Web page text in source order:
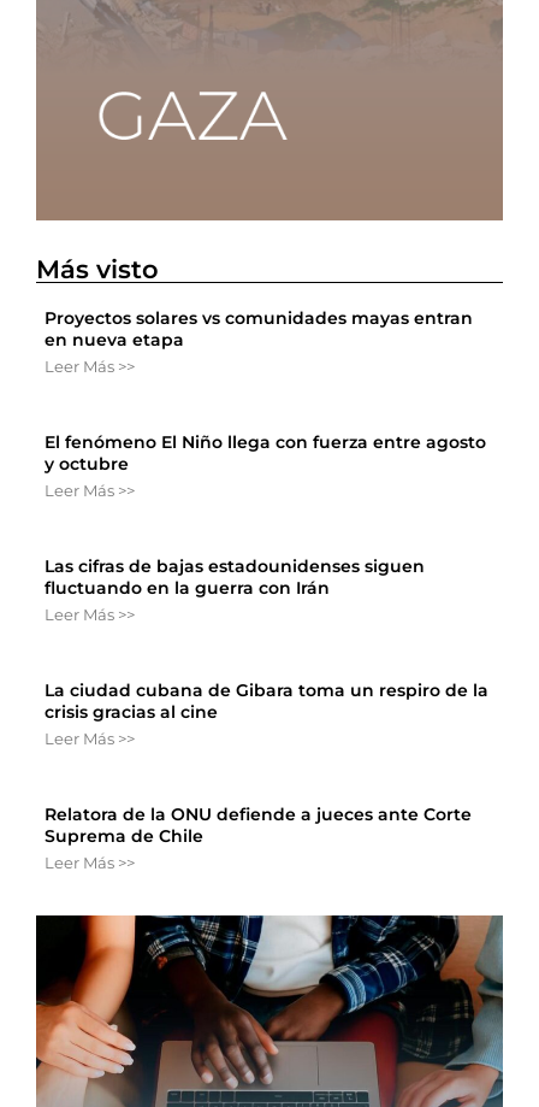
Más visto
Proyectos solares vs comunidades mayas entran
en nueva etapa
Leer Más >>
El fenómeno El Niño llega con fuerza entre agosto
y octubre
Leer Más >>
Las cifras de bajas estadounidenses siguen
fluctuando en la guerra con Irán
Leer Más >>
La ciudad cubana de Gibara toma un respiro de la
crisis gracias al cine
Leer Más >>
Relatora de la ONU defiende a jueces ante Corte
Suprema de Chile
Leer Más >>